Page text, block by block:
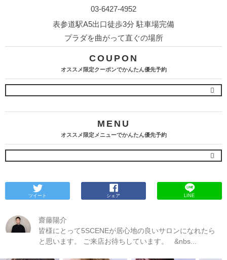
03-6427-4952
表参道駅A5出口徒歩3分 駐車場完備
プラダを曲がって直ぐの場所
COUPON
オススメ限定クーポンでかんたん優先予約
MENU
オススメ限定メニューでかんたん優先予約
ツイート シェア LINE
齋藤陽介
皆様にとって5SCENEが居心地の良いサロンになれたら
と思います。 ご来店お待ちしています。 &nbs...